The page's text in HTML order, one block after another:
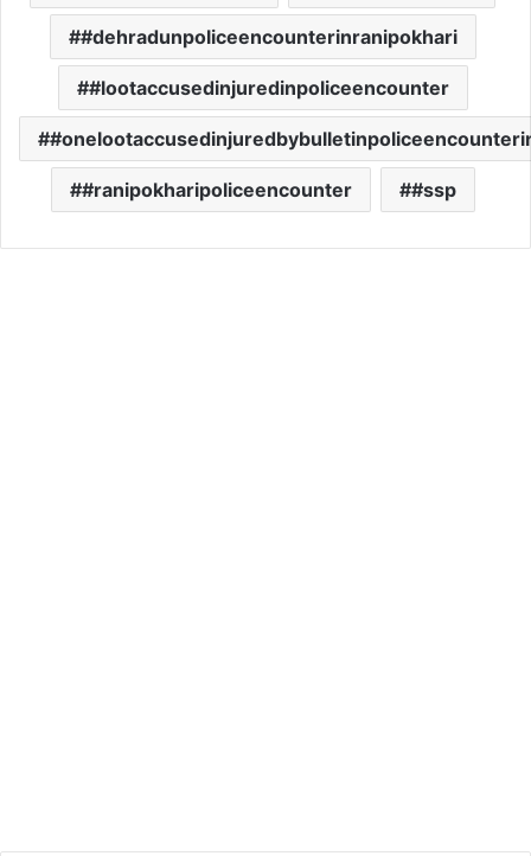
#dehradunpoliceencounterinranipokhari
#lootaccusedinjuredinpoliceencounter
#ranipokharipoliceencounter #ssp